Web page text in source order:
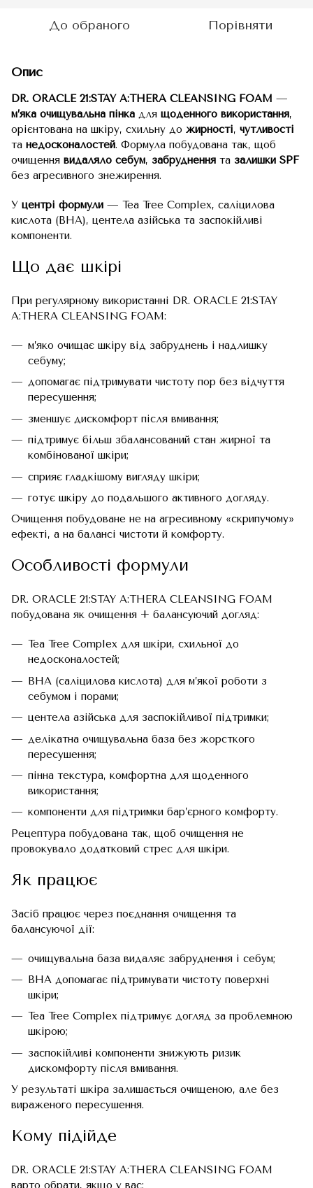
До обраного Порівняти
Опис
DR. ORACLE 21:STAY A:THERA CLEANSING FOAM —
м’яка очищувальна пінка для щоденного використання,
орієнтована на шкіру, схильну до жирності, чутливості
та недосконалостей. Формула побудована так, щоб
очищення видаляло себум, забруднення та залишки SPF
без агресивного знежирення.
У центрі формули — Tea Tree Complex, саліцилова
кислота (BHA), центела азійська та заспокійливі
компоненти.
Що дає шкірі
При регулярному використанні DR. ORACLE 21:STAY
A:THERA CLEANSING FOAM:
м’яко очищає шкіру від забруднень і надлишку
себуму;
допомагає підтримувати чистоту пор без відчуття
пересушення;
зменшує дискомфорт після вмивання;
підтримує більш збалансований стан жирної та
комбінованої шкіри;
сприяє гладкішому вигляду шкіри;
готує шкіру до подальшого активного догляду.
Очищення побудоване не на агресивному «скрипучому»
ефекті, а на балансі чистоти й комфорту.
Особливості формули
DR. ORACLE 21:STAY A:THERA CLEANSING FOAM
побудована як очищення + балансуючий догляд:
Tea Tree Complex для шкіри, схильної до
недосконалостей;
BHA (саліцилова кислота) для м’якої роботи з
себумом і порами;
центела азійська для заспокійливої підтримки;
делікатна очищувальна база без жорсткого
пересушення;
пінна текстура, комфортна для щоденного
використання;
компоненти для підтримки бар’єрного комфорту.
Рецептура побудована так, щоб очищення не
провокувало додатковий стрес для шкіри.
Як працює
Засіб працює через поєднання очищення та
балансуючої дії:
очищувальна база видаляє забруднення і себум;
BHA допомагає підтримувати чистоту поверхні
шкіри;
Tea Tree Complex підтримує догляд за проблемною
шкірою;
заспокійливі компоненти знижують ризик
дискомфорту після вмивання.
У результаті шкіра залишається очищеною, але без
вираженого пересушення.
Кому підійде
DR. ORACLE 21:STAY A:THERA CLEANSING FOAM
варто обрати, якщо у вас: